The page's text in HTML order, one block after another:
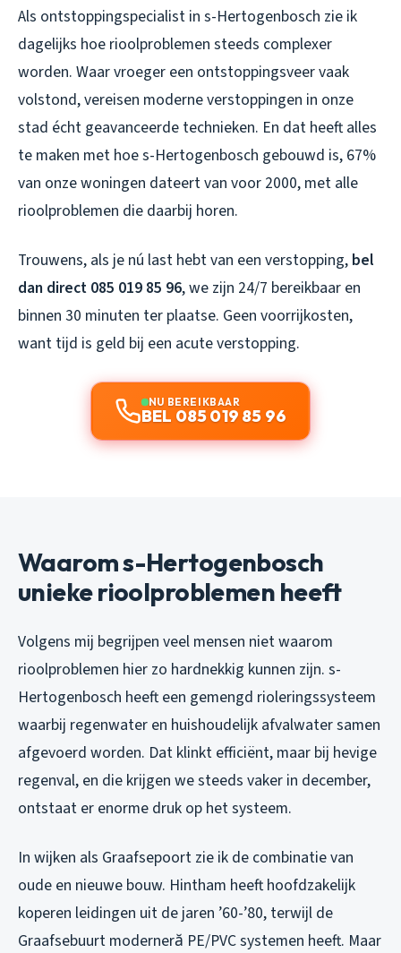
Als ontstoppingspecialist in s-Hertogenbosch zie ik
dagelijks hoe rioolproblemen steeds complexer
worden. Waar vroeger een ontstoppingsveer vaak
volstond, vereisen moderne verstoppingen in onze
stad écht geavanceerde technieken. En dat heeft alles
te maken met hoe s-Hertogenbosch gebouwd is, 67%
van onze woningen dateert van voor 2000, met alle
rioolproblemen die daarbij horen.
Trouwens, als je nú last hebt van een verstopping, bel
dan direct 085 019 85 96, we zijn 24/7 bereikbaar en
binnen 30 minuten ter plaatse. Geen voorrijkosten,
want tijd is geld bij een acute verstopping.
NU BEREIKBAAR
BEL 085 019 85 96
Waarom s-Hertogenbosch
unieke rioolproblemen heeft
Volgens mij begrijpen veel mensen niet waarom
rioolproblemen hier zo hardnekkig kunnen zijn. s-
Hertogenbosch heeft een gemengd rioleringssysteem
waarbij regenwater en huishoudelijk afvalwater samen
afgevoerd worden. Dat klinkt efficiënt, maar bij hevige
regenval, en die krijgen we steeds vaker in december,
ontstaat er enorme druk op het systeem.
In wijken als Graafsepoort zie ik de combinatie van
oude en nieuwe bouw. Hintham heeft hoofdzakelijk
koperen leidingen uit de jaren ’60-’80, terwijl de
Graafsebuurt moderneră PE/PVC systemen heeft. Maar